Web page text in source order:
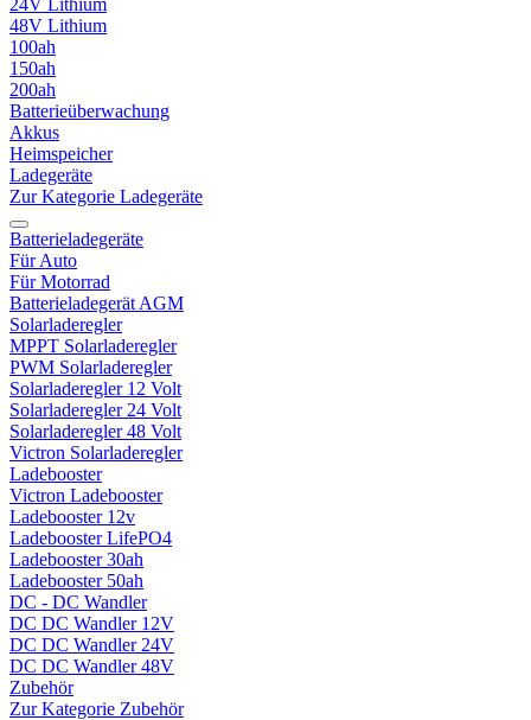
24V Lithium
48V Lithium
100ah
150ah
200ah
Batterieüberwachung
Akkus
Heimspeicher
Ladegeräte
Zur Kategorie Ladegeräte
Batterieladegeräte
Für Auto
Für Motorrad
Batterieladegerät AGM
Solarladeregler
MPPT Solarladeregler
PWM Solarladeregler
Solarladeregler 12 Volt
Solarladeregler 24 Volt
Solarladeregler 48 Volt
Victron Solarladeregler
Ladebooster
Victron Ladebooster
Ladebooster 12v
Ladebooster LifePO4
Ladebooster 30ah
Ladebooster 50ah
DC - DC Wandler
DC DC Wandler 12V
DC DC Wandler 24V
DC DC Wandler 48V
Zubehör
Zur Kategorie Zubehör